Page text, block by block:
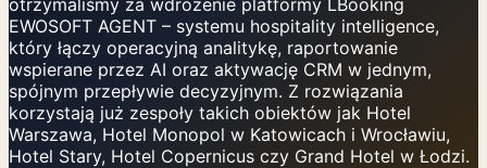
otrzymaliśmy za wdrożenie platformy LBooking
EWOSOFT AGENT – systemu hospitality intelligence,
który łączy operacyjną analitykę, raportowanie
wspierane przez AI oraz aktywację CRM w jednym,
spójnym przepływie decyzyjnym. Z rozwiązania
korzystają już zespoły takich obiektów jak Hotel
Warszawa, Hotel Monopol w Katowicach i Wrocławiu,
Hotel Stary, Hotel Copernicus czy Grand Hotel w Łodzi.